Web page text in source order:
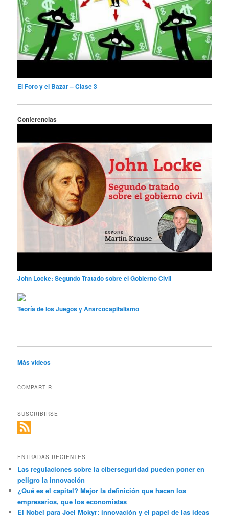
El Foro y el Bazar – Clase 3
Conferencias
John Locke: Segundo Tratado sobre el Gobierno Civil
Teoría de los Juegos y Anarcocapitalismo
Más videos
COMPARTIR
SUSCRIBIRSE
ENTRADAS RECIENTES
Las regulaciones sobre la ciberseguridad pueden poner en
peligro la innovación
¿Qué es el capital? Mejor la definición que hacen los
empresarios, que los economistas
El Nobel para Joel Mokyr: innovación y el papel de las ideas